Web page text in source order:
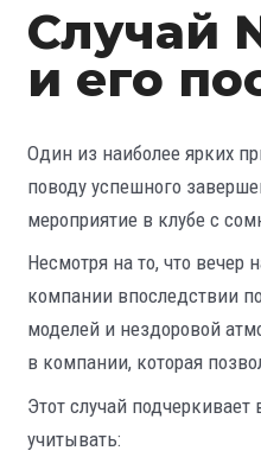
Случай
и его
Один из наиболее ярких
поводу успешного
мероприятие в клубе с
Несмотря на то, что
компании впоследствии
моделей и нездоровой
в компании, которая
Этот случай
учитывать: